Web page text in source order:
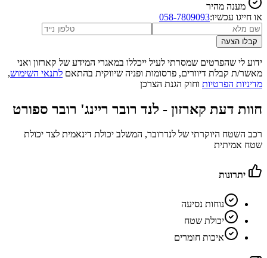
מענה מהיר
או חייגו עכשיו:058-7809093
קבלו הצעה
ידוע לי שהפרטים שמסרתי לעיל ייכללו במאגרי המידע של קארזון ואני
מאשר/ת קבלת דיוורים, פרסומות ופניה שיווקית בהתאם לתנאי השימוש,
מדיניות הפרטיות וחוק הגנת הצרכן
חוות דעת קארזון - לנד רובר ריינג' רובר ספורט
רכב השטח היוקרתי של לנדרובר, המשלב יכולת דינאמית לצד יכולת
שטח אמיתית
יתרונות
נוחות נסיעה
יכולת שטח
איכות חומרים